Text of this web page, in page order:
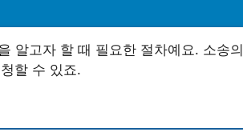
알고자 할 때 필요한 절차예요. 소송의
할 수 있죠.